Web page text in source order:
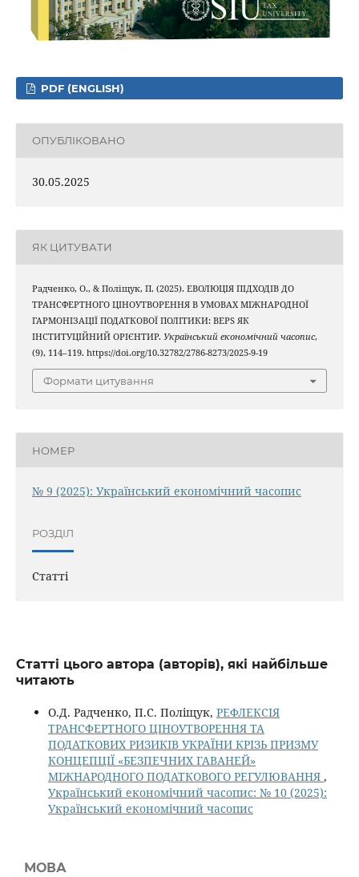
PDF (ENGLISH)
ОПУБЛІКОВАНО
30.05.2025
ЯК ЦИТУВАТИ
Радченко, О., & Поліщук, П. (2025). ЕВОЛЮЦІЯ ПІДХОДІВ ДО
ТРАНСФЕРТНОГО ЦІНОУТВОРЕННЯ В УМОВАХ МІЖНАРОДНОЇ
ГАРМОНІЗАЦІЇ ПОДАТКОВОЇ ПОЛІТИКИ: BEPS ЯК
ІНСТИТУЦІЙНИЙ ОРІЄНТИР. Український економічний часопис,
(9), 114–119. https://doi.org/10.32782/2786-8273/2025-9-19
Формати цитування
НОМЕР
№ 9 (2025): Український економічний часопис
РОЗДІЛ
Статті
Статті цього автора (авторів), які найбільше
читають
О.Д. Радченко, П.С. Поліщук, РЕФЛЕКСІЯ
ТРАНСФЕРТНОГО ЦІНОУТВОРЕННЯ ТА
ПОДАТКОВИХ РИЗИКІВ УКРАЇНИ КРІЗЬ ПРИЗМУ
КОНЦЕПЦІЇ «БЕЗПЕЧНИХ ГАВАНЕЙ»
МІЖНАРОДНОГО ПОДАТКОВОГО РЕГУЛЮВАННЯ ,
Український економічний часопис: № 10 (2025):
Український економічний часопис
МОВА